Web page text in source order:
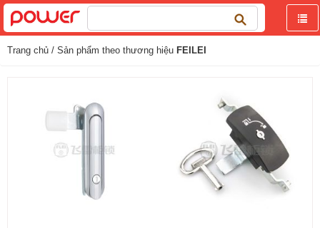
Tìm
kiếm
Trang chủ / Sản phẩm theo thương hiệu FEILEI